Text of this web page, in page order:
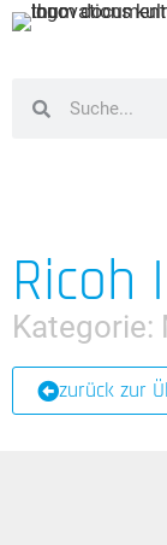
Ricoh
Kategorie:
zurück zur